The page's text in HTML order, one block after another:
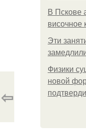
В Пскове
височное
Эти
Физики
новой
⇦